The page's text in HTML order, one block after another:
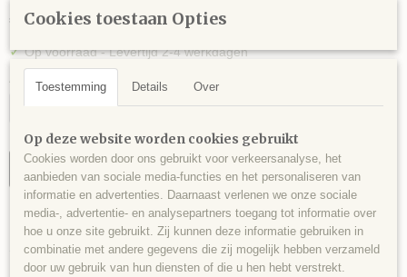
€ 19,95 (inclusief btw 21%)
✓Op voorraad- Levertijd 2-4 werkdagen
Aantal
IN WINKELWAGEN
Specificaties
Productcode leverancier
Omschrijving
Cookies toestaan Opties
Toestemming Details Over
Op deze website worden cookies gebruikt
Cookies worden door ons gebruikt voor verkeersanalyse, het
aanbieden van sociale media-functies en het personaliseren van
informatie en advertenties. Daarnaast verlenen we onze sociale
media-, advertentie- en analysepartners toegang tot informatie over
hoe u onze site gebruikt. Zij kunnen deze informatie gebruiken in
combinatie met andere gegevens die zij mogelijk hebben verzameld
door uw gebruik van hun diensten of die u hen hebt verstrekt.